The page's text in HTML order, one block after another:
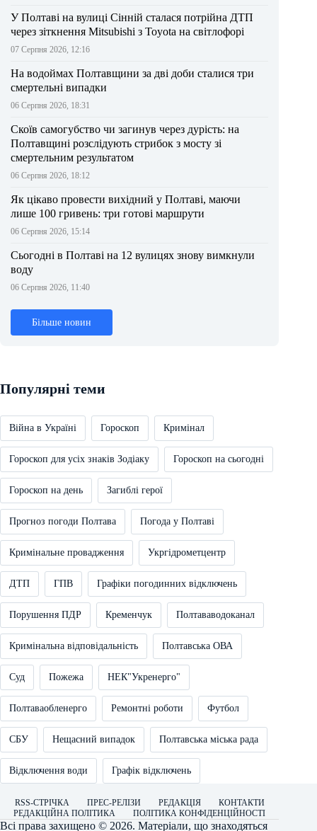
У Полтаві на вулиці Сінній сталася потрійна ДТП
через зіткнення Mitsubishi з Toyota на світлофорі
07 Серпня 2026, 12:16
На водоймах Полтавщини за дві доби сталися три
смертельні випадки
06 Серпня 2026, 18:31
Скоїв самогубство чи загинув через дурість: на
Полтавщині розслідують стрибок з мосту зі
смертельним результатом
06 Серпня 2026, 18:12
Як цікаво провести вихідний у Полтаві, маючи
лише 100 гривень: три готові маршрути
06 Серпня 2026, 15:14
Сьогодні в Полтаві на 12 вулицях знову вимкнули
воду
06 Серпня 2026, 11:40
Більше новин
Популярні теми
Війна в Україні Гороскоп Кримінал
Гороскоп для усіх знаків Зодіаку Гороскоп на сьогодні
Гороскоп на день Загиблі герої
Прогноз погоди Полтава Погода у Полтаві
Кримінальне провадження Укргідрометцентр
ДТП ГПВ Графіки погодинних відключень
Порушення ПДР Кременчук Полтававодоканал
Кримінальна відповідальність Полтавська ОВА
Суд Пожежа НЕК"Укренерго"
Полтаваобленерго Ремонтні роботи Футбол
СБУ Нещасний випадок Полтавська міська рада
Відключення води Графік відключень
RSS-СТРІЧКА ПРЕС-РЕЛІЗИ РЕДАКЦІЯ
КОНТАКТИ
РЕДАКЦІЙНА ПОЛІТИКА
ПОЛІТИКА КОНФІДЕНЦІЙНОСТІ
Всі права захищено © 2026. Матеріали, що знаходяться